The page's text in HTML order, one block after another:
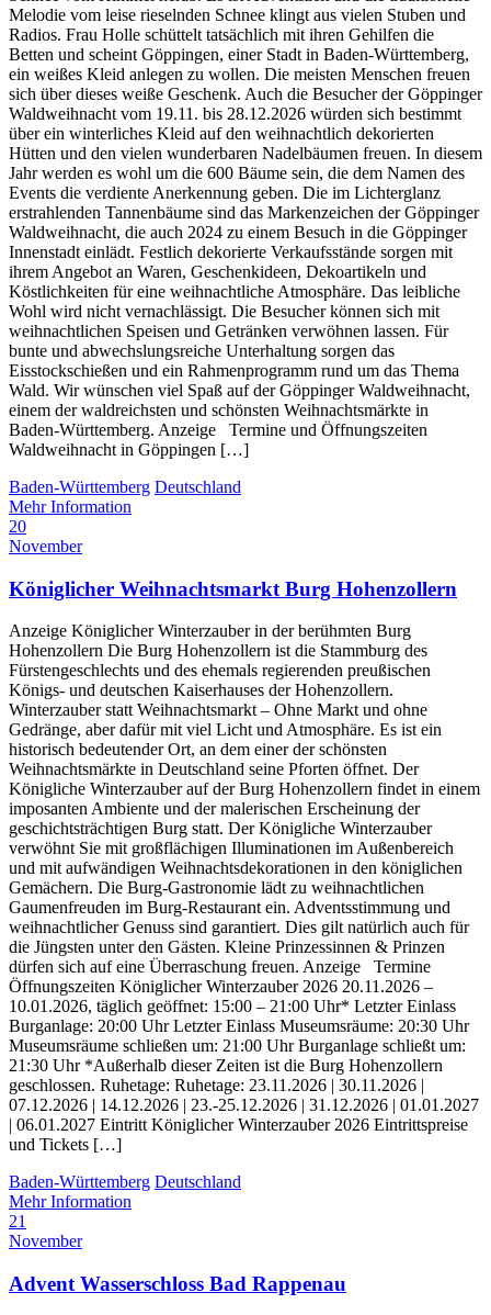
Melodie vom leise rieselnden Schnee klingt aus vielen Stuben und
Radios. Frau Holle schüttelt tatsächlich mit ihren Gehilfen die
Betten und scheint Göppingen, einer Stadt in Baden-Württemberg,
ein weißes Kleid anlegen zu wollen. Die meisten Menschen freuen
sich über dieses weiße Geschenk. Auch die Besucher der Göppinger
Waldweihnacht vom 19.11. bis 28.12.2026 würden sich bestimmt
über ein winterliches Kleid auf den weihnachtlich dekorierten
Hütten und den vielen wunderbaren Nadelbäumen freuen. In diesem
Jahr werden es wohl um die 600 Bäume sein, die dem Namen des
Events die verdiente Anerkennung geben. Die im Lichterglanz
erstrahlenden Tannenbäume sind das Markenzeichen der Göppinger
Waldweihnacht, die auch 2024 zu einem Besuch in die Göppinger
Innenstadt einlädt. Festlich dekorierte Verkaufsstände sorgen mit
ihrem Angebot an Waren, Geschenkideen, Dekoartikeln und
Köstlichkeiten für eine weihnachtliche Atmosphäre. Das leibliche
Wohl wird nicht vernachlässigt. Die Besucher können sich mit
weihnachtlichen Speisen und Getränken verwöhnen lassen. Für
bunte und abwechslungsreiche Unterhaltung sorgen das
Eisstockschießen und ein Rahmenprogramm rund um das Thema
Wald. Wir wünschen viel Spaß auf der Göppinger Waldweihnacht,
einem der waldreichsten und schönsten Weihnachtsmärkte in
Baden-Württemberg. Anzeige Termine und Öffnungszeiten
Waldweihnacht in Göppingen […]
Baden-Württemberg Deutschland
Mehr Information
20
November
Königlicher Weihnachtsmarkt Burg Hohenzollern
Anzeige Königlicher Winterzauber in der berühmten Burg
Hohenzollern Die Burg Hohenzollern ist die Stammburg des
Fürstengeschlechts und des ehemals regierenden preußischen
Königs- und deutschen Kaiserhauses der Hohenzollern.
Winterzauber statt Weihnachtsmarkt – Ohne Markt und ohne
Gedränge, aber dafür mit viel Licht und Atmosphäre. Es ist ein
historisch bedeutender Ort, an dem einer der schönsten
Weihnachtsmärkte in Deutschland seine Pforten öffnet. Der
Königliche Winterzauber auf der Burg Hohenzollern findet in einem
imposanten Ambiente und der malerischen Erscheinung der
geschichtsträchtigen Burg statt. Der Königliche Winterzauber
verwöhnt Sie mit großflächigen Illuminationen im Außenbereich
und mit aufwändigen Weihnachtsdekorationen in den königlichen
Gemächern. Die Burg-Gastronomie lädt zu weihnachtlichen
Gaumenfreuden im Burg-Restaurant ein. Adventsstimmung und
weihnachtlicher Genuss sind garantiert. Dies gilt natürlich auch für
die Jüngsten unter den Gästen. Kleine Prinzessinnen & Prinzen
dürfen sich auf eine Überraschung freuen. Anzeige Termine
Öffnungszeiten Königlicher Winterzauber 2026 20.11.2026 –
10.01.2026, täglich geöffnet: 15:00 – 21:00 Uhr* Letzter Einlass
Burganlage: 20:00 Uhr Letzter Einlass Museumsräume: 20:30 Uhr
Museumsräume schließen um: 21:00 Uhr Burganlage schließt um:
21:30 Uhr *Außerhalb dieser Zeiten ist die Burg Hohenzollern
geschlossen. Ruhetage: Ruhetage: 23.11.2026 | 30.11.2026 |
07.12.2026 | 14.12.2026 | 23.-25.12.2026 | 31.12.2026 | 01.01.2027
| 06.01.2027 Eintritt Königlicher Winterzauber 2026 Eintrittspreise
und Tickets […]
Baden-Württemberg Deutschland
Mehr Information
21
November
Advent Wasserschloss Bad Rappenau